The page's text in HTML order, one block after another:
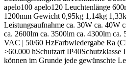
apelo100 apelo120 Leuchtenlänge
1200mm Gewicht 0,95kg 1,14kg
Leistungsaufnahme ca. 30W ca. 40W
ca. 2600lm ca. 3500lm ca. 4300lm ca.
VAC | 50/60 HzFarbwiedergabe Ra
>60.000 hSchutzart IP40Schutzklasse
können im Grunde jede gewünschte